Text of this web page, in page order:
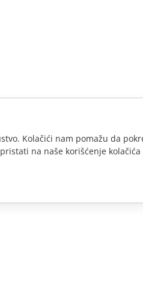
Kolačići nam pomažu da
na naše korišćenje